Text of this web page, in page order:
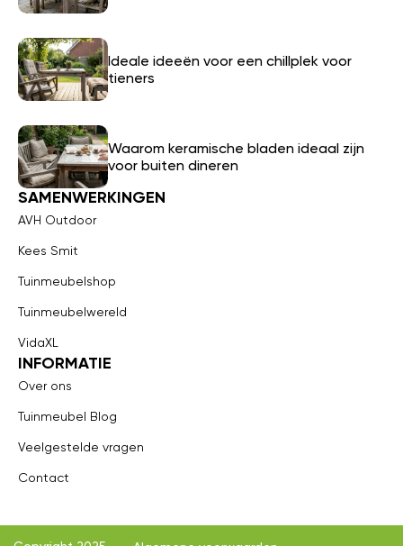
Ideale ideeën voor een chillplek voor
tieners
Waarom keramische bladen ideaal zijn
voor buiten dineren
SAMENWERKINGEN
AVH Outdoor
Kees Smit
Tuinmeubelshop
Tuinmeubelwereld
VidaXL
INFORMATIE
Over ons
Tuinmeubel Blog
Veelgestelde vragen
Contact